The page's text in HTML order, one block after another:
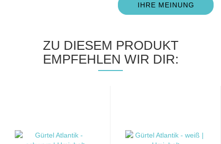
IHRE MEINUNG
ZU DIESEM PRODUKT
EMPFEHLEN WIR DIR: